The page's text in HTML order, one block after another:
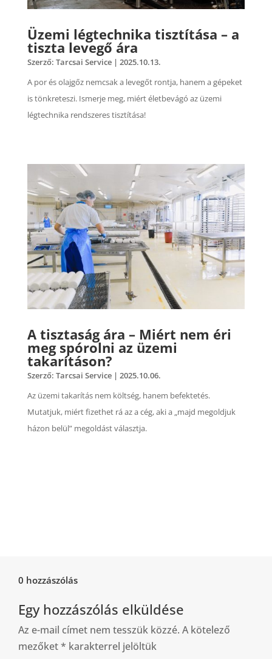
Üzemi légtechnika tisztítása – a
tiszta levegő ára
Szerző: Tarcsai Service| 2025.10.13.
A por és olajgőz nemcsak a levegőt rontja, hanem a gépeket
is tönkreteszi. Ismerje meg, miért életbevágó az üzemi
légtechnika rendszeres tisztítása!
A tisztaság ára – Miért nem éri
meg spórolni az üzemi
takarításon?
Szerző: Tarcsai Service| 2025.10.06.
Az üzemi takarítás nem költség, hanem befektetés.
Mutatjuk, miért fizethet rá az a cég, aki a „majd megoldjuk
házon belül” megoldást választja.
0 hozzászólás
Egy hozzászólás elküldése
Az e-mail címet nem tesszük közzé. A kötelező
mezőket* karakterrel jelöltük